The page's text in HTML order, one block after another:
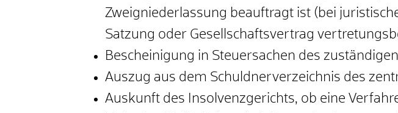
Zweigniederlassung beauftragt ist (bei
Satzung oder Gesellschaftsvertrag
Bescheinigung in Steuersachen des
Auszug aus dem Schuldnerverzeichnis des
Auskunft des Insolvenzgerichts, ob eine